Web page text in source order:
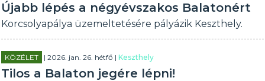
Újabb lépés a négyévszakos Balatonért
Korcsolyapálya üzemeltetésére pályázik Keszthely.
KÖZÉLET | 2026. jan. 26. hétfő |Keszthely
Tilos a Balaton jegére lépni!